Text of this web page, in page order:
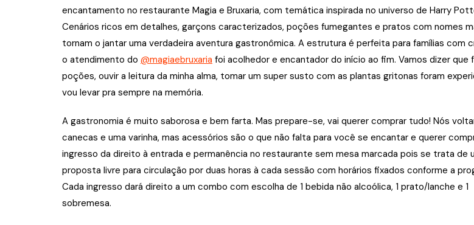
encantamento no restaurante Magia e Bruxaria, com temática inspirada no universo de Harry
Cenários ricos em detalhes, garçons caracterizados, poções fumegantes e pratos com nomes
tornam o jantar uma verdadeira aventura gastronômica. A estrutura é perfeita para famílias com
o atendimento do @magiaebruxaria foi acolhedor e encantador do início ao fim. Vamos dizer que
poções, ouvir a leitura da minha alma, tomar um super susto com as plantas gritonas foram
vou levar pra sempre na memória.
A gastronomia é muito saborosa e bem farta. Mas prepare-se, vai querer comprar tudo! Nós
canecas e uma varinha, mas acessórios são o que não falta para você se encantar e querer
ingresso da direito à entrada e permanência no restaurante sem mesa marcada pois se trata de
proposta livre para circulação por duas horas à cada sessão com horários fixados conforme a
Cada ingresso dará direito a um combo com escolha de 1 bebida não alcoólica, 1 prato/lanche e 1
sobremesa.